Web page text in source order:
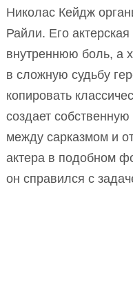
Николас Кейдж
Райли. Его
внутреннюю боль, а
в сложную судьбу
копировать
создает
между сарказмом и
актера в подобном
он справился с